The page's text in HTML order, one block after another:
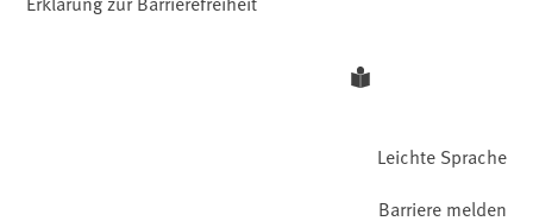
Leichte Sprache
Barriere melden